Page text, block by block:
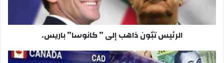
ب
الرئيس تبّون ذاهب إلى ” كانوسا” باريس.